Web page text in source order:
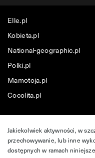
Elle.pl
Kobieta.pl
National-geographic.pl
Polki.pl
Mamotoja.pl
Cocolita.pl
Jakiekolwiek aktywności, w
przechowywanie, lub inne
dostępnych w ramach